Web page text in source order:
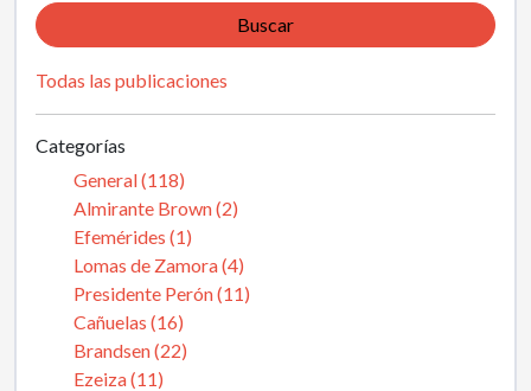
Buscar
Todas las publicaciones
Categorías
General (118)
Almirante Brown (2)
Efemérides (1)
Lomas de Zamora (4)
Presidente Perón (11)
Cañuelas (16)
Brandsen (22)
Ezeiza (11)